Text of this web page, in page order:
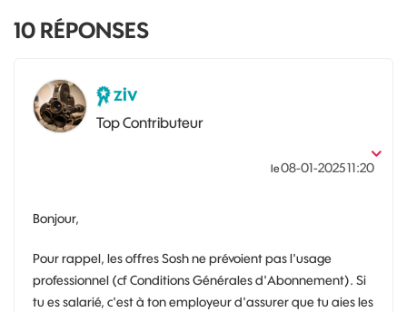
10 RÉPONSES
ziv
Top Contributeur
le‎08-01-202511:20
Bonjour,
Pour rappel, les offres Sosh ne prévoient pas l'usage
professionnel (cf Conditions Générales d'Abonnement). Si
tu es salarié, c'est à ton employeur d'assurer que tu aies les